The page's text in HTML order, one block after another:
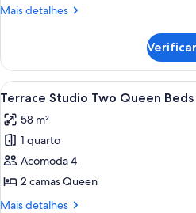
View
Mais detalhes
Mais
Studio
Fountain
View
Carrega
todas
as
fotos
de
Terrace
Studio
7
Terrace Studio Two Queen Beds
58 m²
1 quarto
Acomoda 4
2 camas Queen
Mais detalhes
Mais